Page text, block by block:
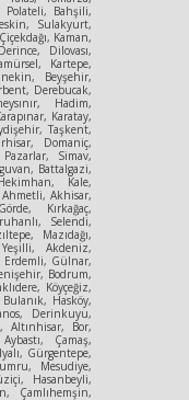
Polateli, Bahşili,
Sulakyurt,
Kaman,
Dilovası,
Kartepe,
Beyşehir,
Derebucak,
Hadim,
Karatay,
Taşkent,
Domaniç,
Simav,
Battalgazi,
Kale,
Akhisar,
Kırkağaç,
Selendi,
Mazıdağı,
Akdeniz,
Erdemli, Gülnar,
Bodrum,
Köyçeğiz,
Hasköy,
Derinkuyu,
Altınhisar, Bor,
Çamaş,
Gürgentepe,
Mesudiye,
Hasanbeyli,
Çamlıhemşin,